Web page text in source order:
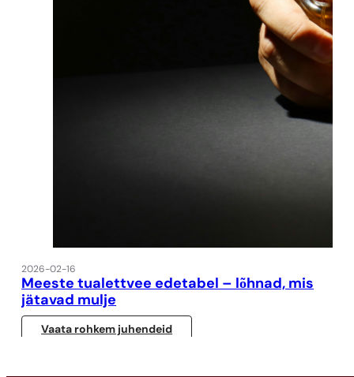
2026-02-16
Meeste tualettvee edetabel – lõhnad, mis
jätavad mulje
Vaata rohkem juhendeid